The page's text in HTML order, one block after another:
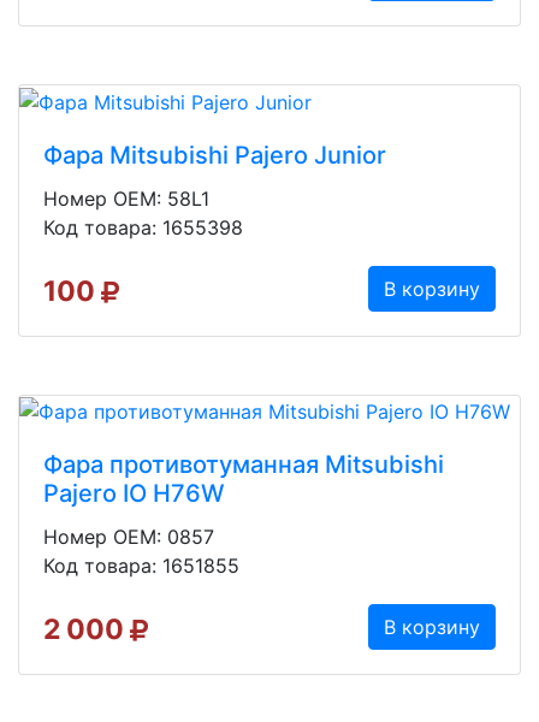
Фара Mitsubishi Pajero Junior
Номер OEM: 58L1
Код товара: 1655398
100 В корзину
Фара противотуманная Mitsubishi
Pajero IO H76W
Номер OEM: 0857
Код товара: 1651855
2 000 В корзину